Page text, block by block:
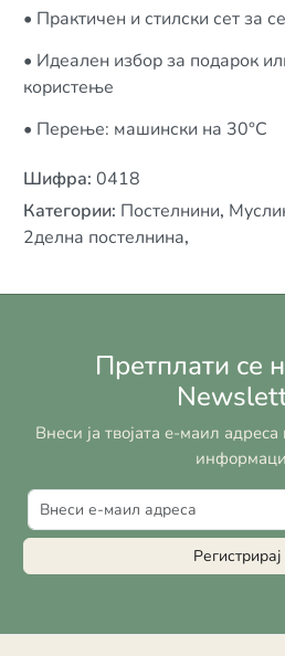
• Практичен и стилски сет за
• Идеален избор за подарок
користење
• Перење: машински на 30°C
Шифра: 0418
Категории: Постелнини,
2делна постелнина,
Претплати се
Внеси ја твојата е-маил
Регистрирај